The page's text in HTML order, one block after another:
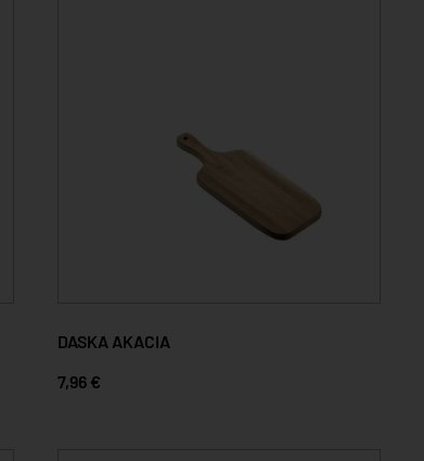
DASKA AKACIA
7,96 €